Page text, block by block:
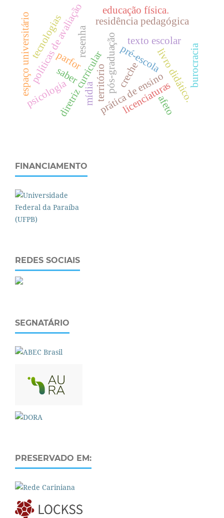
resenha
território
diretriz curricularprática de ensino
texto escolar
políticas de avaliação
espaço universitário pós-graduação
saber
mídia
residência pedagógica
livro didático.
licenciaturas
parfor
educação física.
pré-escola
creche
psicologia
tecnologias
afeto
burocracia
FINANCIAMENTO
REDES SOCIAIS
SEGNATÁRIO
PRESERVADO EM: